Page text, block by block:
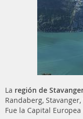
La región de
Randaberg,
Fue la Capital